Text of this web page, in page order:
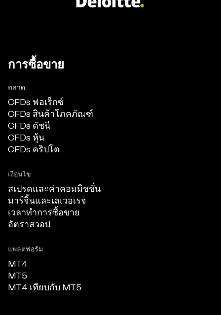
การซื้อขาย
ตลาด
CFDs ฟอเร็กซ์
CFDs สินค้าโภคภัณฑ์
CFDs ดัชนี
CFDs หุ้น
CFDs คริปโต
เงื่อนไข
สเปรดและค่าคอมมิชชั่น
มาร์จิ้นและเลเวอเรจ
เวลาทำการซื้อขาย
อัตราสวอป
แพลตฟอร์ม
MT4
MT5
MT4 เทียบกับ MT5